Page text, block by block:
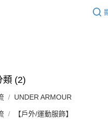
類 (2)
UNDER ARMOUR
【戶外/運動服飾】